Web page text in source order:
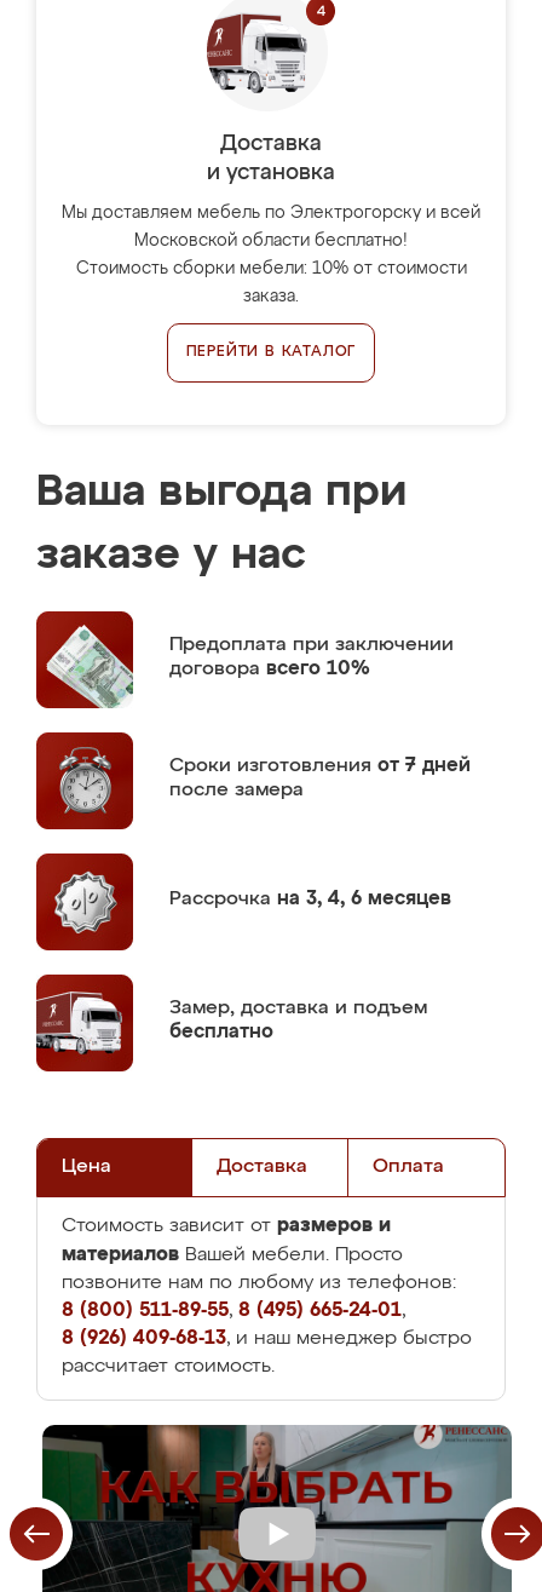
Доставка
и установка
Мы доставляем мебель по Электрогорску и всей
Московской области бесплатно!
Стоимость сборки мебели: 10% от стоимости
заказа.
ПЕРЕЙТИ В КАТАЛОГ
Ваша выгода при
заказе у нас
Предоплата при заключении
договора всего 10%
Сроки изготовления от 7 дней
после замера
Рассрочка на 3, 4, 6 месяцев
Замер, доставка и подъем
бесплатно
Цена Доставка Оплата
Стоимость зависит от размеров и
материалов Вашей мебели. Просто
позвоните нам по любому из телефонов:
8 (800) 511-89-55, 8 (495) 665-24-01,
8 (926) 409-68-13, и наш менеджер быстро
рассчитает стоимость.